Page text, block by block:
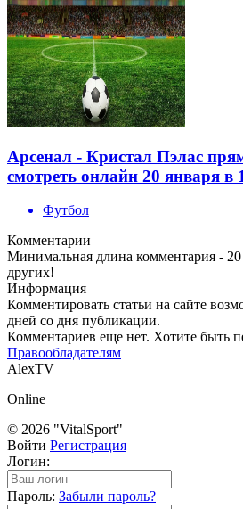
Арсенал - Кристал Пэлас
смотреть онлайн 20 января в
Футбол
Комментарии
Минимальная длина комментария - 20
других!
Информация
Комментировать статьи на сайте
дней со дня публикации.
Комментариев еще нет. Хотите быть
Правообладателям
AlexTV
Online
© 2026 "VitalSport"
Войти Регистрация
Логин:
Пароль: Забыли пароль?